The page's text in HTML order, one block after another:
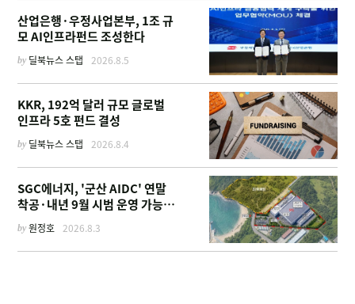
산업은행·우정사업본부, 1조 규
모 AI인프라펀드 조성한다
by 딜북뉴스 스탭 2026.8.5
KKR, 192억 달러 규모 글로벌
인프라 5호 펀드 결성
by 딜북뉴스 스탭 2026.8.4
SGC에너지, '군산 AIDC' 연말
착공·내년 9월 시범 운영 가능한
이유
by원정호 2026.8.3